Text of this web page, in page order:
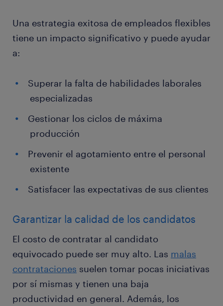
Una estrategia exitosa de empleados flexibles
tiene un impacto significativo y puede ayudar
a:
Superar la falta de habilidades laborales
especializadas
Gestionar los ciclos de máxima
producción
Prevenir el agotamiento entre el personal
existente
Satisfacer las expectativas de sus clientes
Garantizar la calidad de los candidatos
El costo de contratar al candidato
equivocado puede ser muy alto. Las malas
contrataciones suelen tomar pocas iniciativas
por sí mismas y tienen una baja
productividad en general. Además, los